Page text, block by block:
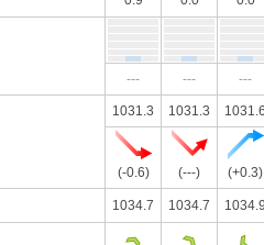
--- --- ---
1031.3 1031.3
(-0.6) (---) (+0.3)
1034.7 1034.7